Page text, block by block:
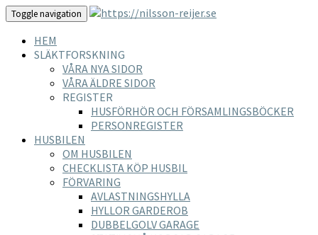
Toggle navigation
HEM
SLÄKTFORSKNING
VÅRA NYA SIDOR
VÅRA ÄLDRE SIDOR
REGISTER
HUSFÖRHÖR OCH FÖRSAMLINGSBÖCKER
PERSONREGISTER
HUSBILEN
OM HUSBILEN
CHECKLISTA KÖP HUSBIL
FÖRVARING
AVLASTNINGSHYLLA
HYLLOR GARDEROB
DUBBELGOLV GARAGE